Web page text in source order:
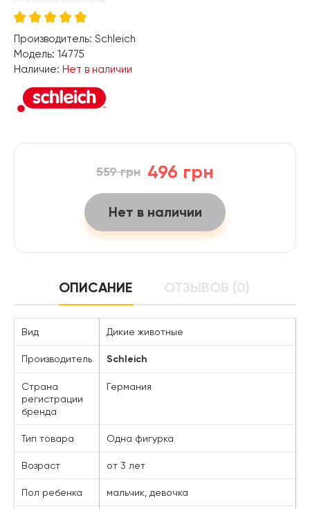
Производитель: Schleich
Модель: 14775
Наличие: Нет в наличии
496 грн
559 грн
Нет в наличии
ОПИСАНИЕ ОТЗЫВОВ (0)
Вид Дикие животные
Производитель Schleich
Страна
регистрации
бренда
Германия
Тип товара Одна фигурка
Возраст от 3 лет
Пол ребенка мальчик, девочка